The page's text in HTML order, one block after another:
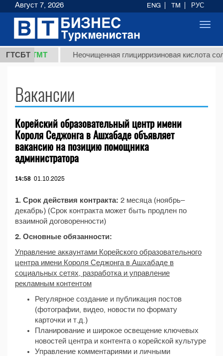
ГТСБТ
37,8 ТМТ Неочищенная глицирризиновая кислота
Вакансии
Корейский образовательный центр имени
Короля Седжонга в Ашхабаде объявляет
вакансию на позицию помощника
администратора
14:58 01.10.2025
1. Срок действия контракта: 2 месяца (ноябрь–
декабрь) (Срок контракта может быть продлен по
взаимной договоренности)
2. Основные обязанности:
Управление аккаунтами Корейского образовательного
центра имени Короля Седжонга в Ашхабаде в
социальных сетях, разработка и управление
рекламным контентом
Регулярное создание и публикация постов
(фотографии, видео, новости по формату
карточки и т.д.)
Планирование и широкое освещение ключевых
новостей центра и контента о корейской культуре
Управление комментариями и личными
Август 7, 2026 ENG TM РУС